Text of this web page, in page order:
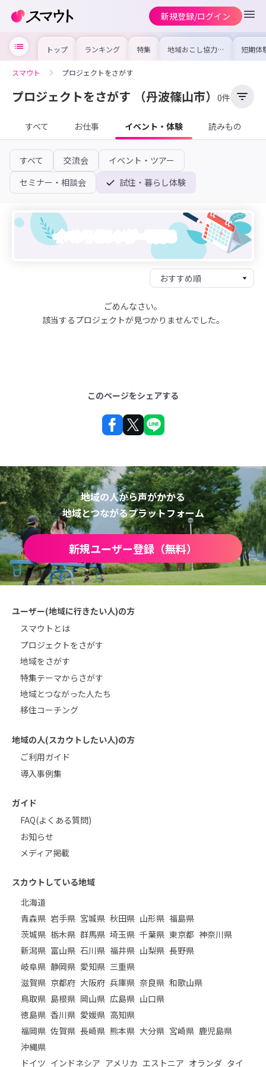
新規登録/ログイン
トップ ランキング 特集 地域おこし協力隊
の求人やイベント
を集めました！仕
けよう
短期体
り〜数
域を知
スマウト プロジェクトをさがす
プロジェクトをさがす （丹波篠山市） 0件
すべて お仕事 イベント・体験 読みもの
すべて 交流会
イベント・ツアー
セミナー・相談会
試住・暮らし体験
イベントカレンダーを見る
ごめんなさい。
該当するプロジェクトが見つかりませんでした。
このページをシェアする
地域の人から声がかかる
地域とつながるプラットフォーム
新規ユーザー登録（無料）
ユーザー(地域に行きたい人)の方
スマウトとは
プロジェクトをさがす
地域をさがす
特集テーマからさがす
地域とつながった人たち
移住コーチング
地域の人(スカウトしたい人)の方
ご利用ガイド
導入事例集
ガイド
FAQ(よくある質問)
お知らせ
メディア掲載
スカウトしている地域
北海道
青森県 岩手県 宮城県 秋田県 山形県 福島県
茨城県 栃木県 群馬県 埼玉県 千葉県 東京都 神奈川県
新潟県 富山県 石川県 福井県 山梨県 長野県
岐阜県 静岡県 愛知県 三重県
滋賀県 京都府 大阪府 兵庫県 奈良県 和歌山県
鳥取県 島根県 岡山県 広島県 山口県
徳島県 香川県 愛媛県 高知県
福岡県 佐賀県 長崎県 熊本県 大分県 宮崎県 鹿児島県
沖縄県
ドイツ インドネシア アメリカ エストニア オランダ タイ